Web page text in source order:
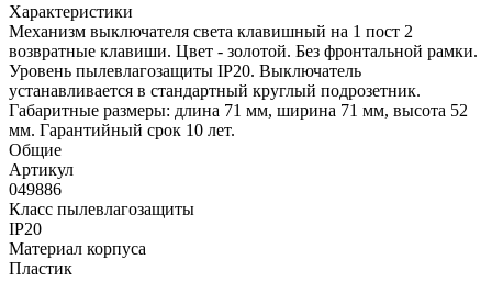
Характеристики
Механизм выключателя света клавишный на 1 пост 2
возвратные клавиши. Цвет - золотой. Без фронтальной рамки.
Уровень пылевлагозащиты IP20. Выключатель
устанавливается в стандартный круглый подрозетник.
Габаритные размеры: длина 71 мм, ширина 71 мм, высота 52
мм. Гарантийный срок 10 лет.
Общие
Артикул
049886
Класс пылевлагозащиты
IP20
Материал корпуса
Пластик